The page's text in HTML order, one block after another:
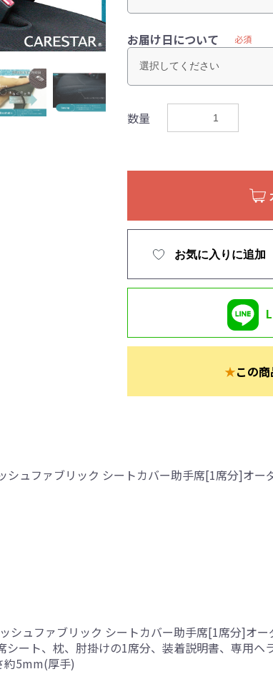
お届け日について 必須
数量
お気に入りに追加
★この
ュファブリック シートカバー助手席[1席分]オー
シュファブリック シートカバー助手席[1席分]オ
ート、枕、肘掛けの1席分、装着説明書、専用ヘ
約5mm(厚手)